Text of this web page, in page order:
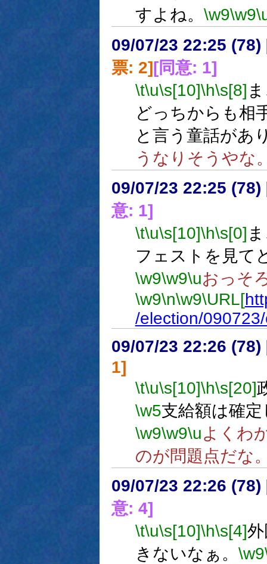
すよね。 \w9\w9
09/07/23 22:25 (78)
票: 2][同意: 1]
\t\u\s[10]\h\s[8]
どっちからも相
と言う童話があ
うなりそうやな
09/07/23 22:25 (78)
意: 1]
\t\u\s[10]\h\s[0]
フェストを見て
\w9\w9\uおっそ
\w9\n\w9\URL[
/election/
09/07/23 22:26 (78)
1]
\t\u\s[10]\h\s[20]
\w5支給額は確
\w9\w9\uよくわ
のが問題点だな
09/07/23 22:26 (78)
意: 4]
\t\u\s[10]\h\s[4]
きないなぁ。 \w9